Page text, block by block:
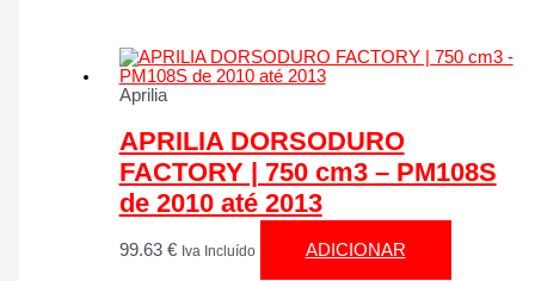
Aprilia
APRILIA DORSODURO
FACTORY | 750 cm3 – PM108S
de 2010 até 2013
99.63 € Iva Incluído ADICIONAR